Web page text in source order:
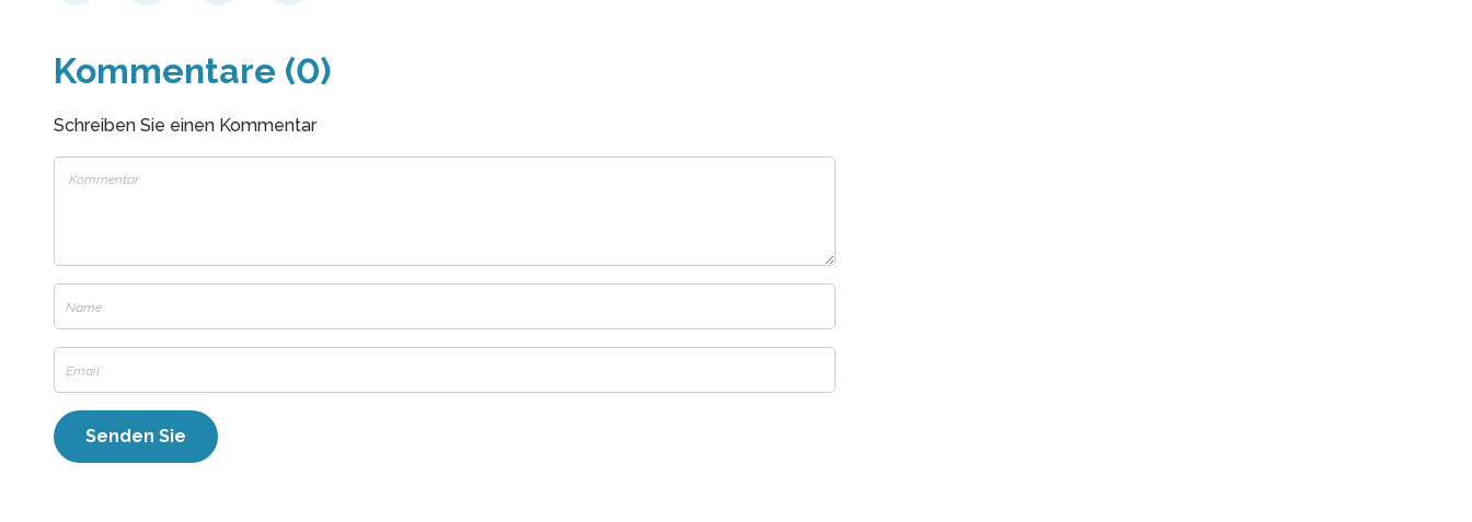
Kommentare (0)
Schreiben Sie einen Kommentar